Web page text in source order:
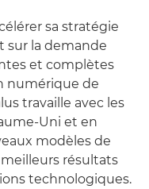
sa stratégie
sur la demande
et complètes
numérique de
travaille avec les
Uni et en
modèles de
résultats
technologiques.